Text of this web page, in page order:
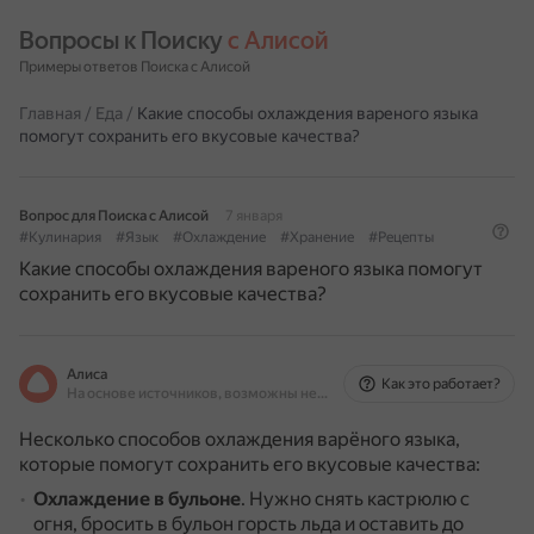
Вопросы к Поиску с Алисой
Примеры ответов Поиска с Алисой
Главная / Еда / Какие способы охлаждения вареного языка
помогут сохранить его вкусовые качества?
Вопрос для Поиска с Алисой
7 января
#Кулинария
#Язык #Охлаждение #Хранение #Рецепты
Какие способы охлаждения вареного языка помогут
сохранить его вкусовые качества?
Алиса
На основе источников, возможны неточности
Как это работает?
Несколько способов охлаждения варёного языка,
которые помогут сохранить его вкусовые качества:
Охлаждение в бульоне. Нужно снять кастрюлю с
огня, бросить в бульон горсть льда и оставить до